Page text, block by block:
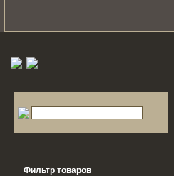
Фильтр товаров